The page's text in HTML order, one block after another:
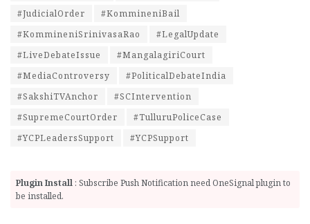
#JudicialOrder
#KommineniBail
#KommineniSrinivasaRao
#LegalUpdate
#LiveDebateIssue
#MangalagiriCourt
#MediaControversy
#PoliticalDebateIndia
#SakshiTVAnchor
#SCIntervention
#SupremeCourtOrder
#TulluruPoliceCase
#YCPLeadersSupport
#YCPSupport
Plugin Install : Subscribe Push Notification need OneSignal plugin to
be installed.